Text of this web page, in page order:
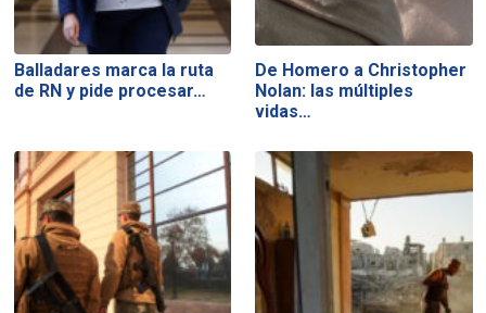
Balladares marca la ruta
de RN y pide procesar…
De Homero a Christopher
Nolan: las múltiples
vidas…